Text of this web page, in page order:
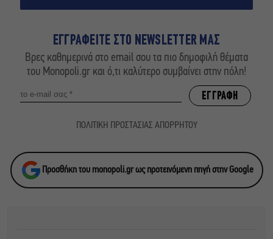
ΕΓΓΡΑΦΕΙΤΕ ΣΤΟ NEWSLETTER ΜΑΣ
Βρες καθημερινά στο email σου τα πιο δημοφιλή θέματα
του Monopoli.gr και ό,τι καλύτερο συμβαίνει στην πόλη!
ΠΟΛΙΤΙΚΗ ΠΡΟΣΤΑΣΙΑΣ ΑΠΟΡΡΗΤΟΥ
Προσθήκη του monopoli.gr ως προτεινόμενη πηγή στην Google